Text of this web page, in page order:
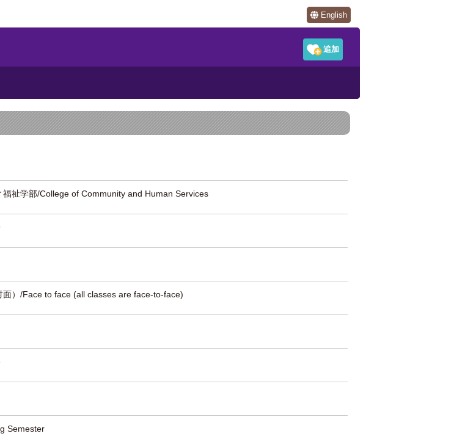
English
福祉学部/College of Community and Human Services
面）/Face to face (all classes are face-to-face)
Semester